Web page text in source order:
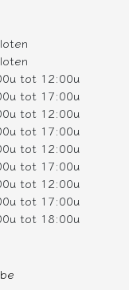
tot 12:00u
tot 17:00u
tot 12:00u
tot 17:00u
tot 12:00u
tot 17:00u
tot 12:00u
tot 17:00u
tot 18:00u